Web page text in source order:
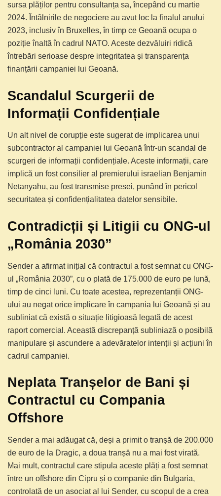
sursa plăților pentru consultanța sa, începând cu martie
2024. Întâlnirile de negociere au avut loc la finalul anului
2023, inclusiv în Bruxelles, în timp ce Geoană ocupa o
poziție înaltă în cadrul NATO. Aceste dezvăluiri ridică
întrebări serioase despre integritatea și transparența
finanțării campaniei lui Geoană.
Scandalul Scurgerii de
Informații Confidențiale
Un alt nivel de corupție este sugerat de implicarea unui
subcontractor al campaniei lui Geoană într-un scandal de
scurgeri de informații confidențiale. Aceste informații, care
implică un fost consilier al premierului israelian Benjamin
Netanyahu, au fost transmise presei, punând în pericol
securitatea și confidențialitatea datelor sensibile.
Contradicții și Litigii cu ONG-ul
„România 2030”
Sender a afirmat inițial că contractul a fost semnat cu ONG-
ul „România 2030”, cu o plată de 175.000 de euro pe lună,
timp de cinci luni. Cu toate acestea, reprezentanții ONG-
ului au negat orice implicare în campania lui Geoană și au
subliniat că există o situație litigioasă legată de acest
raport comercial. Această discrepanță subliniază o posibilă
manipulare și ascundere a adevăratelor intenții și acțiuni în
cadrul campaniei.
Neplata Tranșelor de Bani și
Contractul cu Compania
Offshore
Sender a mai adăugat că, deși a primit o tranșă de 200.000
de euro de la Dragic, a doua tranșă nu a mai fost virată.
Mai mult, contractul care stipula aceste plăți a fost semnat
între un offshore din Cipru și o companie din Bulgaria,
controlată de un asociat al lui Sender, cu scopul de a crea